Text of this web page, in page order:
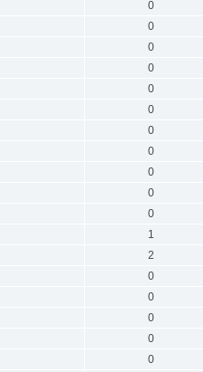
0
0
0
0
0
0
0
0
0
0
0
1
2
0
0
0
0
0